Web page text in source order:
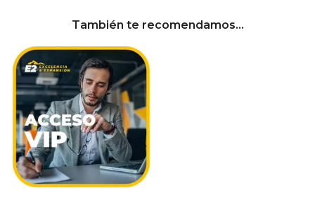
También te recomendamos…